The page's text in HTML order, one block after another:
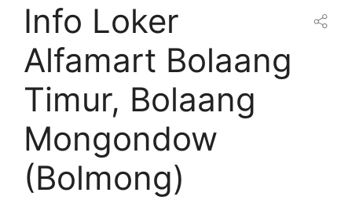
Info Loker
Alfamart Bolaang
Timur, Bolaang
Mongondow
(Bolmong)